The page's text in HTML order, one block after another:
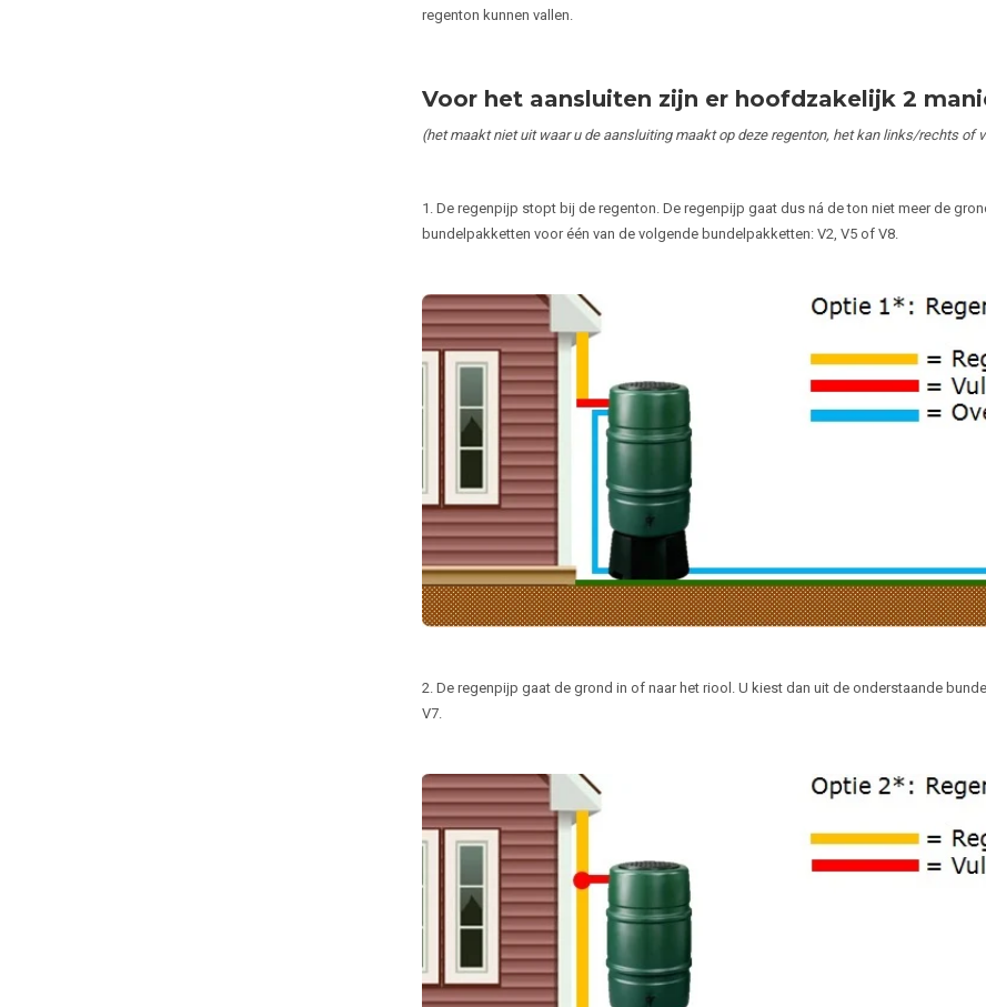
regenton kunnen vallen.
Voor het aansluiten zijn er hoofdzakelijk 2
(het maakt niet uit waar u de aansluiting maakt op deze regenton, het kan links/rechts of
1. De regenpijp stopt bij de regenton. De regenpijp gaat dus ná de ton niet meer de
bundelpakketten voor één van de volgende bundelpakketten: V2, V5 of V8.
2. De regenpijp gaat de grond in of naar het riool. U kiest dan uit de onderstaande
V7.